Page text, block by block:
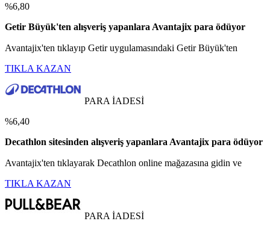
%6,80
Getir Büyük'ten alışveriş yapanlara Avantajix para ödüyor
Avantajix'ten tıklayıp Getir uygulamasındaki Getir Büyük'ten
TIKLA KAZAN
PARA İADESİ
%6,40
Decathlon sitesinden alışveriş yapanlara Avantajix para ödüyor
Avantajix'ten tıklayarak Decathlon online mağazasına gidin ve
TIKLA KAZAN
PARA İADESİ